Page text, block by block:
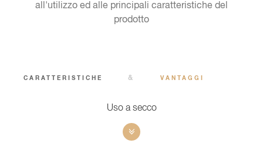
all'utilizzo ed alle principali caratteristiche del
prodotto
CARATTERISTICHE & VANTAGGI
Uso a secco